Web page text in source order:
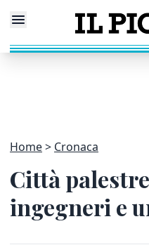
Home Cronaca
Città
ingegneri e